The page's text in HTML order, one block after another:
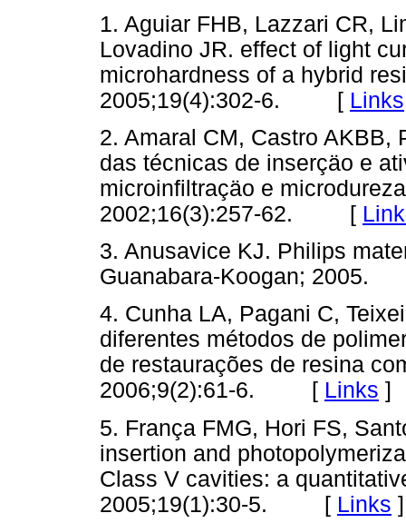
1. Aguiar FHB, Lazzari CR,
Lovadino JR. effect of light
microhardness of a hybrid
2005;19(4):302-6. [ Links
2. Amaral CM, Castro AKBB,
das técnicas de inserçäo e
microinfiltraçäo e
2002;16(3):257-62. [
3. Anusavice KJ. Philips
Guanabara-Koogan;
4. Cunha LA, Pagani C,
diferentes métodos de
de restaurações de resina
2006;9(2):61-6. [ Links ]
5. França FMG, Hori FS,
insertion and
Class V cavities: a
2005;19(1):30-5. [ Links ]